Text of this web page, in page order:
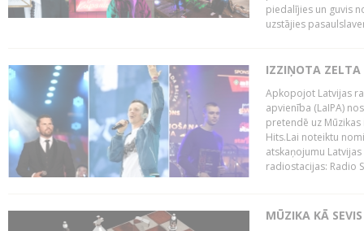
piedalījies un guvis
uzstājies
IZZIŅOTA ZELTA
Apkopojot Latvijas
apvienība (LaIPA)
pretendē uz
Hits.Lai noteiktu
atskaņojumu
radiostacijas: Radio
MŪZIKA KĀ